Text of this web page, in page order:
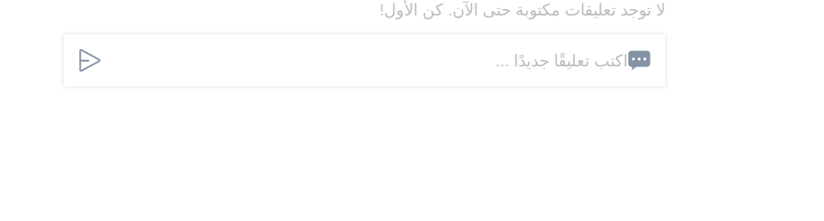
لا توجد تعليقات مكتوبة حتى الآن. كن الأول!
اكتب تعليقًا جديدًا ...